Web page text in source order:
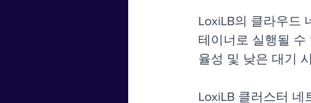
LoxiLB의 클라우드
테이너로 실행될 수
율성 및 낮은 대기
LoxiLB 클러스터